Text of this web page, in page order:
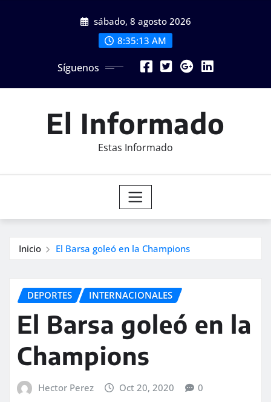
sábado, 8 agosto 2026
8:35:15 AM
Síguenos
El Informado
Estas Informado
Inicio El Barsa goleó en la Champions
DEPORTES INTERNACIONALES
El Barsa goleó en la
Champions
Hector Perez Oct 20, 2020 0